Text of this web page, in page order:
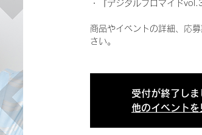
・『デジタルブロマイド
商品やイベントの詳細、応
さい。
受付が終了しま
他のイベントを